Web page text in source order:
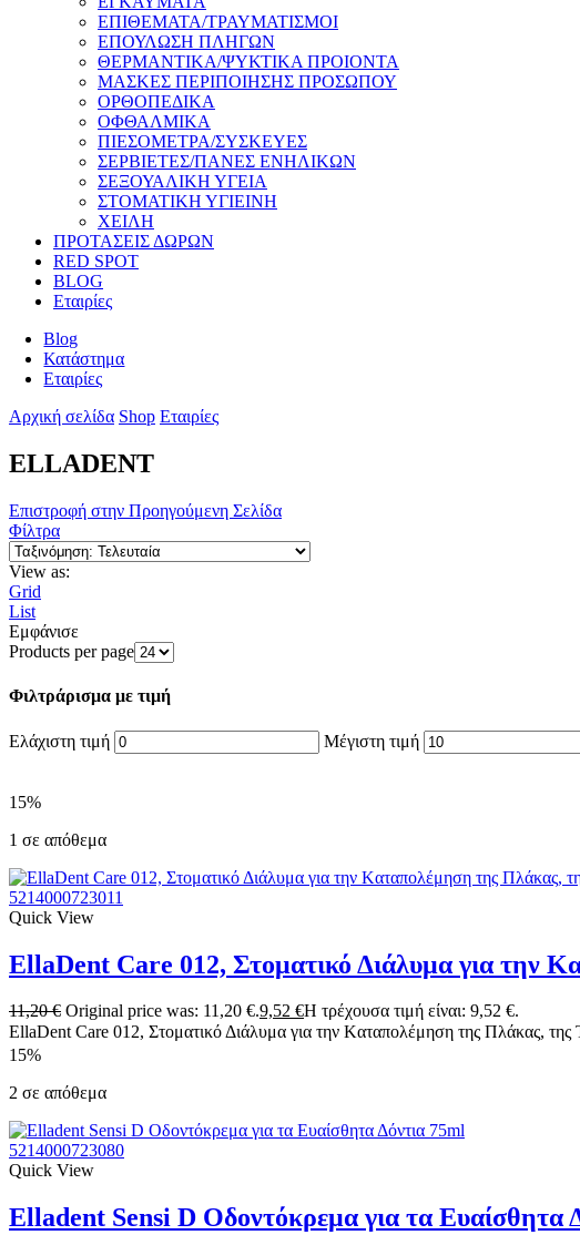
ΕΠΙΘΕΜΑΤΑ/ΤΡΑΥΜΑΤΙΣΜΟΙ
ΕΠΟΥΛΩΣΗ ΠΛΗΓΩΝ
ΘΕΡΜΑΝΤΙΚΑ/ΨΥΚΤΙΚΑ ΠΡΟΙΟΝΤΑ
ΜΑΣΚΕΣ ΠΕΡΙΠΟΙΗΣΗΣ ΠΡΟΣΩΠΟΥ
ΟΡΘΟΠΕΔΙΚΑ
ΟΦΘΑΛΜΙΚΑ
ΠΙΕΣΟΜΕΤΡΑ/ΣΥΣΚΕΥΕΣ
ΣΕΡΒΙΕΤΕΣ/ΠΑΝΕΣ ΕΝΗΛΙΚΩΝ
ΣΕΞΟΥΑΛΙΚΗ ΥΓΕΙΑ
ΣΤΟΜΑΤΙΚΗ ΥΓΙΕΙΝΗ
ΧΕΙΛΗ
ΠΡΟΤΑΣΕΙΣ ΔΩΡΩΝ
RED SPOT
BLOG
Εταιρίες
Blog
Κατάστημα
Εταιρίες
Αρχική σελίδα Shop Εταιρίες
ELLADENT
Επιστροφή στην Προηγούμενη Σελίδα
Φίλτρα
View as:
Grid
List
Εμφάνισε
Products per page
Φιλτράρισμα με τιμή
Ελάχιστη τιμή Μέγιστη τιμή
15%
1 σε απόθεμα
5214000723011
Quick View
EllaDent Care 012, Στοματικό Διάλυμα για την
11,20€ Original price was: 11,20 €.9,52 €Η τρέχουσα τιμή είναι: 9,52 €.
EllaDent Care 012, Στοματικό Διάλυμα για την Kαταπολέμηση της Πλάκας,
15%
2 σε απόθεμα
5214000723080
Quick View
Elladent Sensi D Οδοντόκρεμα για τα Ευαίσθητα